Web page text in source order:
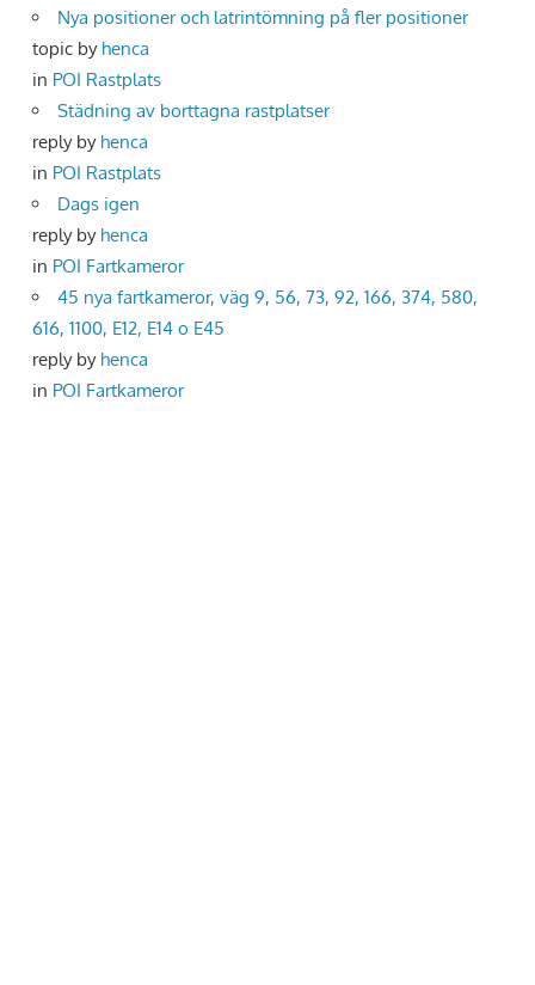
Nya positioner och latrintömning på fler positioner
topic by henca
in POI Rastplats
Städning av borttagna rastplatser
reply by henca
in POI Rastplats
Dags igen
reply by henca
in POI Fartkameror
45 nya fartkameror, väg 9, 56, 73, 92, 166, 374, 580,
616, 1100, E12, E14 o E45
reply by henca
in POI Fartkameror